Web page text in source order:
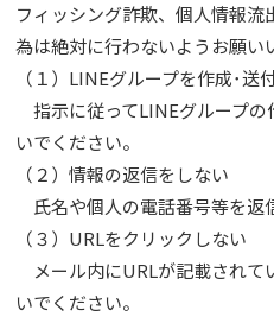
フィッシング詐欺、個人情報
為は絶対に行わないようお願い
（１）LINEグループを作成･送
指示に従ってLINEグループ
いでください。
（２）情報の返信をしない
氏名や個人の電話番号等を返
（３）URLをクリックしない
メール内にURLが記載されて
いでください。